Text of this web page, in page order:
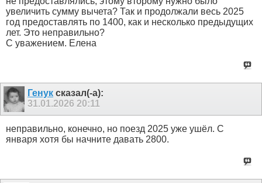
увеличить сумму вычета? Так и продолжали весь 2025
год предоставлять по 1400, как и несколько предыдущих
лет. Это неправильно?
С уважением. Елена
Генук сказал(-а):
31.01.202620:11
неправильно, конечно, но поезд 2025 уже ушёл. С
января хотя бы начните давать 2800.